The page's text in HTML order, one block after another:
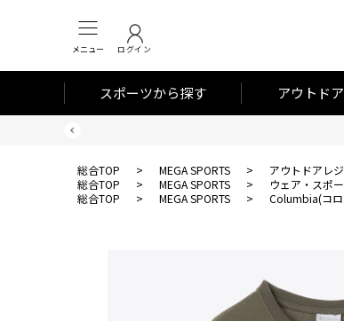
メニュー ログイン
スポーツから探す アウトド
総合TOP > MEGA SPORTS > アウトドアレ
総合TOP
> MEGA SPORTS > ウェア・スポ
総合TOP
> MEGA SPORTS > Columbia(コ